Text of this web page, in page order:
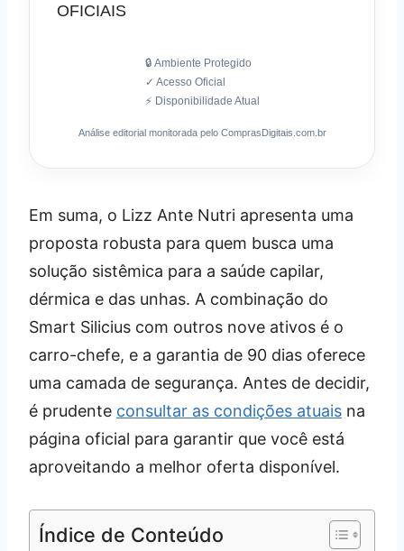
OFICIAIS
🔒 Ambiente Protegido
✓ Acesso Oficial
⚡ Disponibilidade Atual
Análise editorial monitorada pelo ComprasDigitais.com.br
Em suma, o Lizz Ante Nutri apresenta uma
proposta robusta para quem busca uma
solução sistêmica para a saúde capilar,
dérmica e das unhas. A combinação do
Smart Silicius com outros nove ativos é o
carro-chefe, e a garantia de 90 dias oferece
uma camada de segurança. Antes de decidir,
é prudente consultar as condições atuais na
página oficial para garantir que você está
aproveitando a melhor oferta disponível.
Índice de Conteúdo